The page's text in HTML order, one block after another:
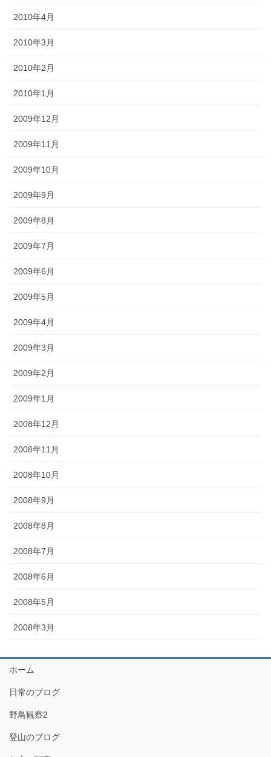
2010年4月
2010年3月
2010年2月
2010年1月
2009年12月
2009年11月
2009年10月
2009年9月
2009年8月
2009年7月
2009年6月
2009年5月
2009年4月
2009年3月
2009年2月
2009年1月
2008年12月
2008年11月
2008年10月
2008年9月
2008年8月
2008年7月
2008年6月
2008年5月
2008年3月
ホーム
日常のブログ
野鳥観察2
登山のブログ